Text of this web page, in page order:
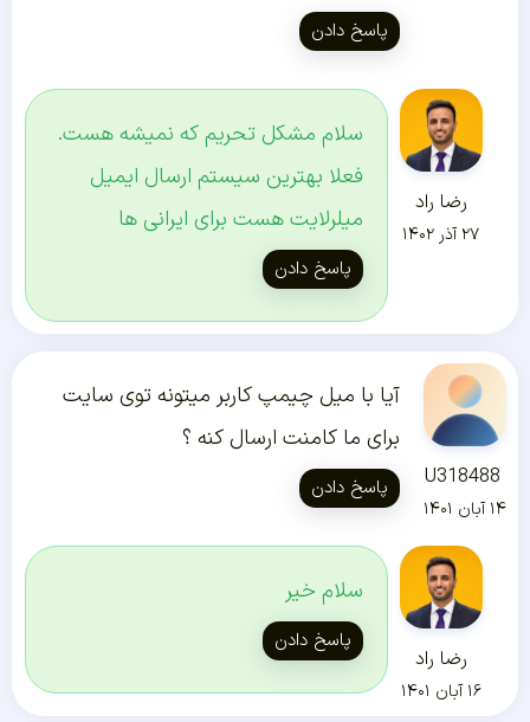
پاسخ دادن
رضا راد
۲۷ آذر ۱۴۰۲
سلام مشکل تحریم که نمیشه هست.
فعلا بهترین سیستم ارسال ایمیل
میلرلایت هست برای ایرانی ها
پاسخ دادن
U318488
۱۴ آبان ۱۴۰۱
آیا با میل چیمپ کاربر میتونه توی سایت
برای ما کامنت ارسال کنه ؟
پاسخ دادن
رضا راد
۱۶ آبان ۱۴۰۱
سلام خیر
پاسخ دادن